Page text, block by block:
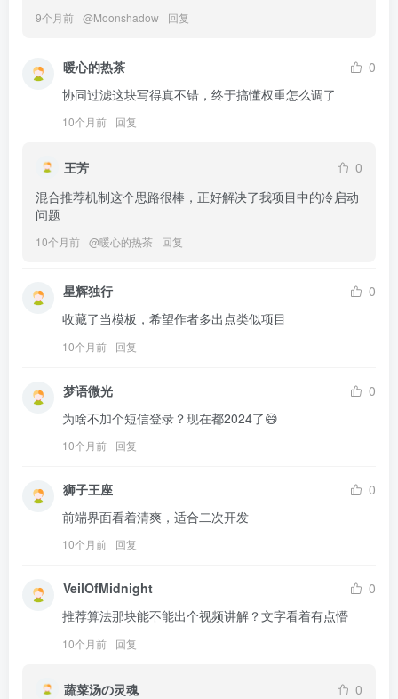
9个月前 @Moonshadow 回复
暖心的热茶
0
协同过滤这块写得真不错，终于搞懂权重怎么调了
10个月前 回复
王芳
0
混合推荐机制这个思路很棒，正好解决了我项目中的冷启动
问题
10个月前 @暖心的热茶 回复
星辉独行
0
收藏了当模板，希望作者多出点类似项目
10个月前 回复
梦语微光
0
为啥不加个短信登录？现在都2024了😅
10个月前 回复
狮子王座
0
前端界面看着清爽，适合二次开发
10个月前 回复
VeilOfMidnight
0
推荐算法那块能不能出个视频讲解？文字看着有点懵
10个月前 回复
蔬菜汤の灵魂
0